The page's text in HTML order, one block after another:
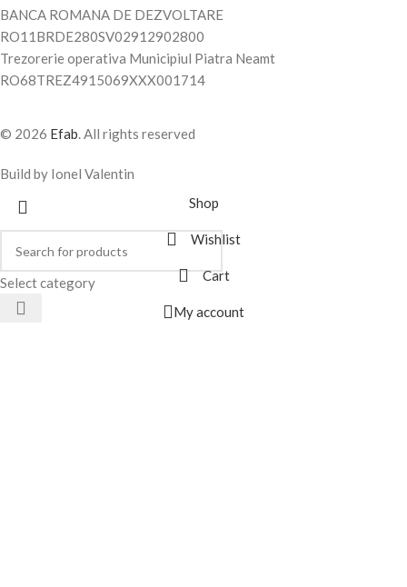
BANCA ROMANA DE DEZVOLTARE
RO11BRDE280SV02912902800
Trezorerie operativa Municipiul Piatra Neamt
RO68TREZ4915069XXX001714
© 2026 Efab. All rights reserved
Build by Ionel Valentin
Select category
Shop
Wishlist
Cart
My account